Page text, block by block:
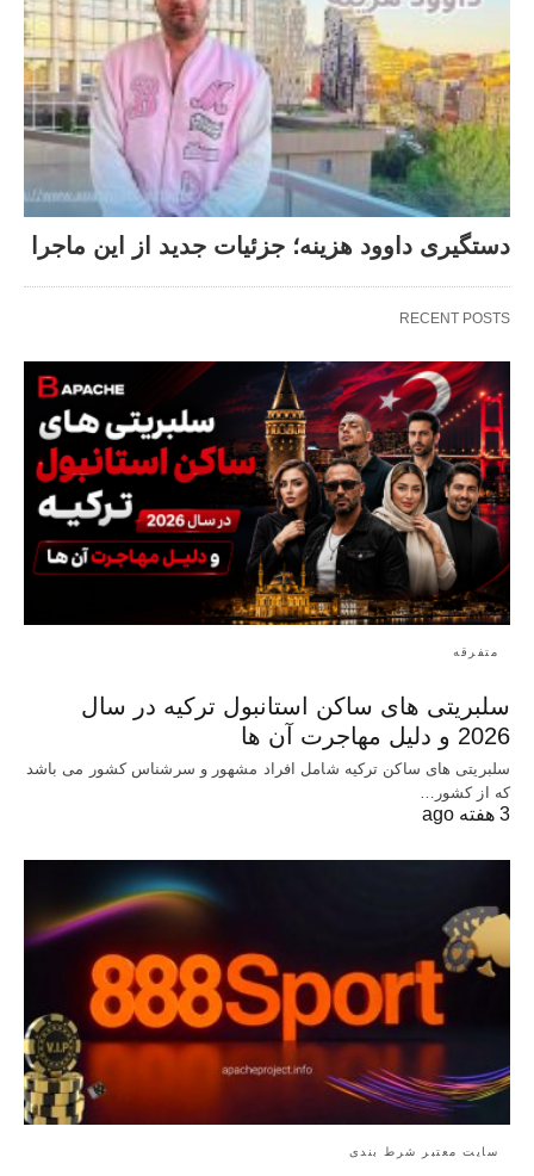
دستگیری داوود هزینه؛ جزئیات جدید از این ماجرا
RECENT POSTS
متفرقه
سلبریتی های ساکن استانبول ترکیه در سال
2026 و دلیل مهاجرت آن ها
سلبریتی های ساکن ترکیه شامل افراد مشهور و سرشناس کشور می باشد
که از کشور…
3 هفته ago
سایت معتبر شرط بندی